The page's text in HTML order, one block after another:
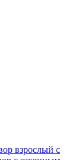
взрослый с